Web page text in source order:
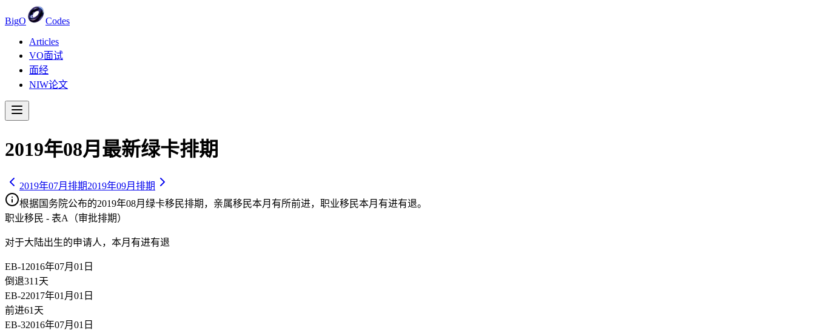
BigO
Codes
Articles
VO面试
面经
NIW论文
2019年08月最新绿卡排期
2019年07月排期2019年09月排期
根据国务院公布的2019年08月绿卡移民排期，亲属移民本月有所前进，职业移民本月有进有退。
职业移民 - 表A（审批排期）
对于大陆出生的申请人， 本月有进有退
EB-1 2016年07月01日
倒退311天
EB-22017年01月01日
前进61天
EB-32016年07月01日